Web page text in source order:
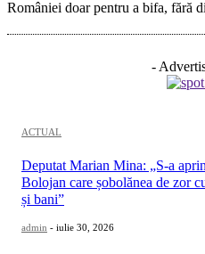
României doar pentru a bifa, fără
-
ACTUAL
Deputat Marian Mina: „S-a
Bolojan care șobolănea de zor
și bani”
admin - iulie 30, 2026